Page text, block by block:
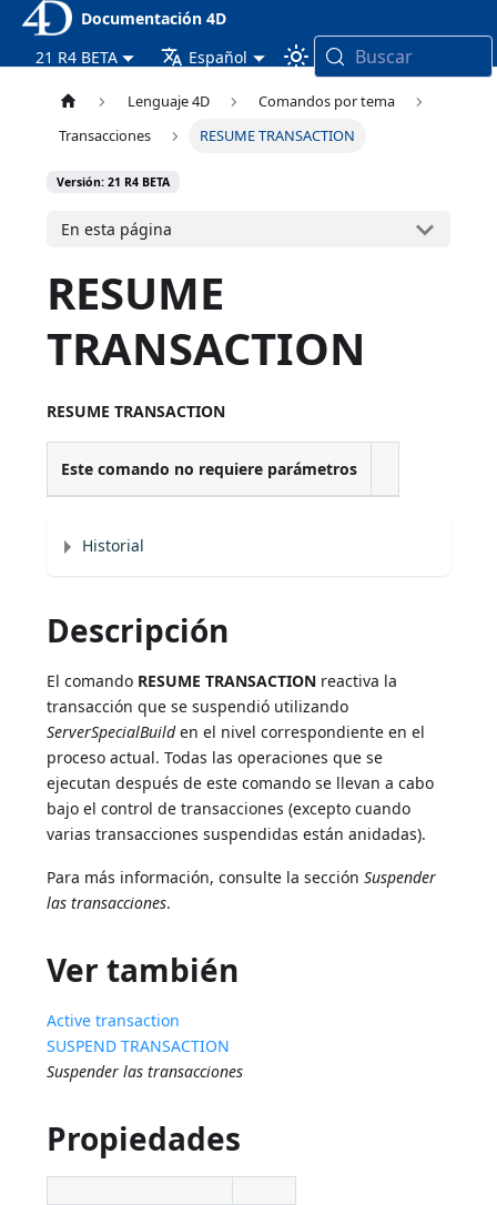
Documentación 4D
21 R4 BETA
Español Buscar
Lenguaje 4D
Comandos por tema
Transacciones
RESUME TRANSACTION
Versión: 21 R4 BETA
En esta página
RESUME
TRANSACTION
RESUME TRANSACTION
Este comando no requiere parámetros
Historial
Descripción
El comando RESUME TRANSACTION reactiva la
transacción que se suspendió utilizando
ServerSpecialBuilden el nivel correspondiente en el
proceso actual. Todas las operaciones que se
ejecutan después de este comando se llevan a cabo
bajo el control de transacciones (excepto cuando
varias transacciones suspendidas están anidadas).
Para más información, consulte la secciónSuspender
las transacciones.
Ver también
Active transaction
SUSPEND TRANSACTION
Suspender las transacciones
Propiedades